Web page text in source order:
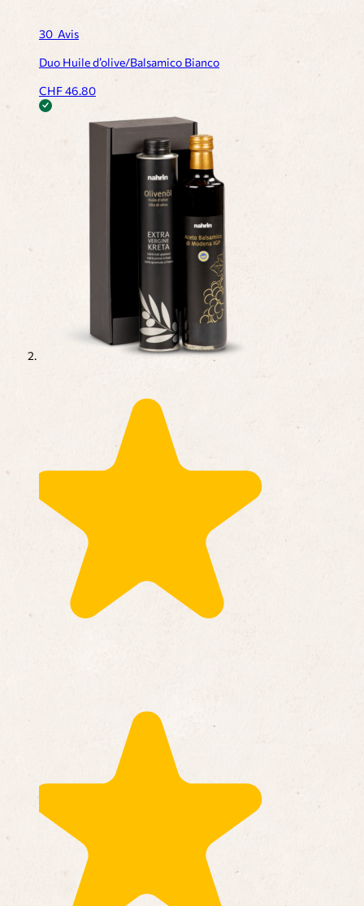
30 Avis
Duo Huile d’olive/Balsamico Bianco
CHF46.80